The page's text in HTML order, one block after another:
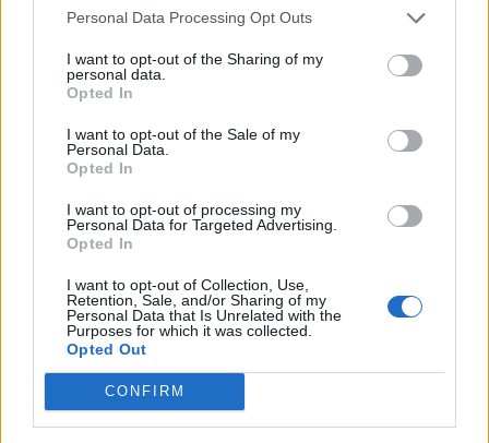
Personal Data Processing Opt Outs
I want to opt-out of the Sharing of my
personal data.
Opted In
I want to opt-out of the Sale of my
Personal Data.
Opted In
I want to opt-out of processing my
Personal Data for Targeted Advertising.
Opted In
I want to opt-out of Collection, Use,
Retention, Sale, and/or Sharing of my
Personal Data that Is Unrelated with the
Purposes for which it was collected.
Opted Out
CONFIRM
PREMIUM
Nobis etablerar nytt
boutiquehotell i Malmö
Malmö får inom kort ett nytt boutiquehotell när
Nobis Collections, ägare till Operakällaren och
flera hotell i Stockholm, Köpenhamn och Palma,
tar plats i det gamla Skånska Dagbladet-huset.
Projektet syftar till att stärka Malmös hotellutbud
och locka fler övernattningar till staden, med
ambitionen att konkurrera med hotell i
Köpenhamn.